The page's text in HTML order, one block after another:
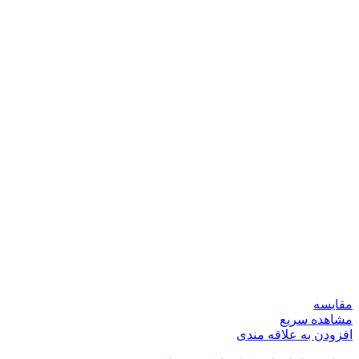
مقایسه
مشاهده سریع
افزودن به علاقه مندی